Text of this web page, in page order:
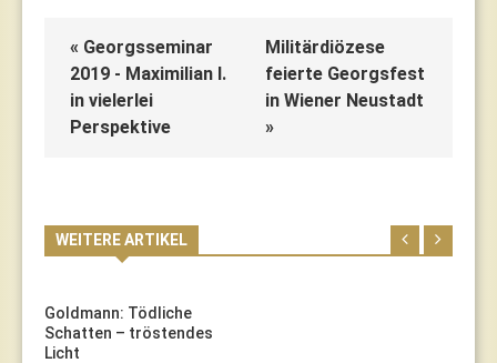
« Georgsseminar
2019 - Maximilian I.
in vielerlei
Perspektive
Militärdiözese
feierte Georgsfest
in Wiener Neustadt
»
WEITERE ARTIKEL
Goldmann: Tödliche
Schatten – tröstendes
Licht